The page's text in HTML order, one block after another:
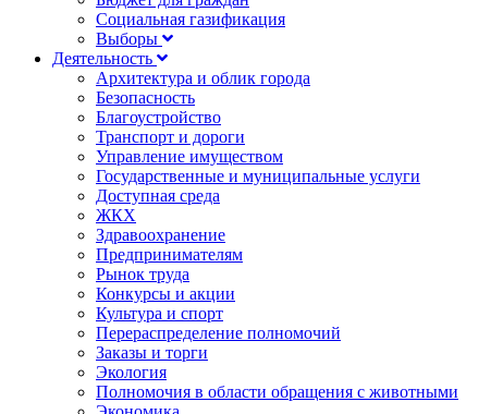
Социальная газификация
Выборы
Деятельность
Архитектура и облик города
Безопасность
Благоустройство
Транспорт и дороги
Управление имуществом
Государственные и муниципальные услуги
Доступная среда
ЖКХ
Здравоохранение
Предпринимателям
Рынок труда
Конкурсы и акции
Культура и спорт
Перераспределение полномочий
Заказы и торги
Экология
Полномочия в области обращения с животными